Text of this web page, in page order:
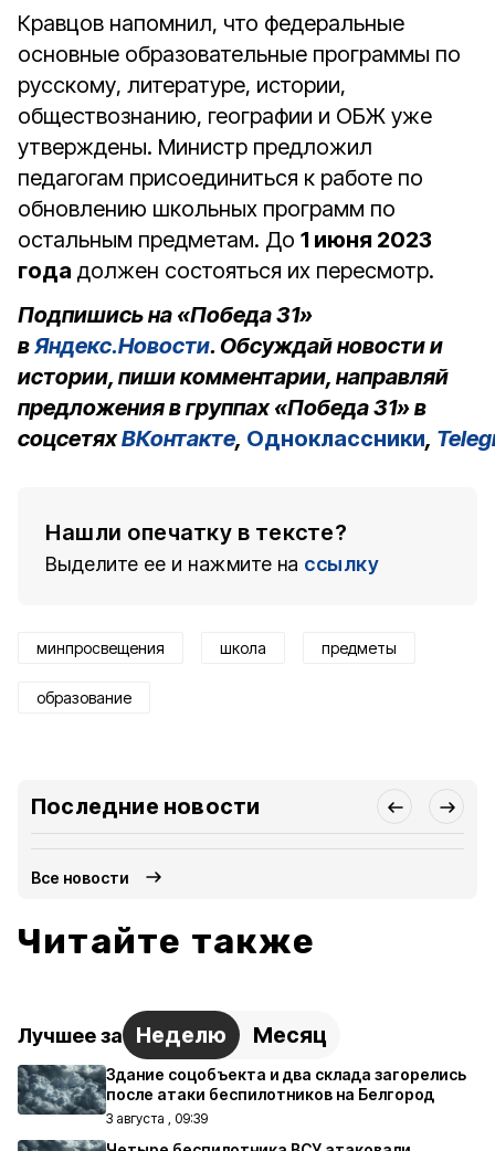
Кравцов напомнил, что федеральные
основные образовательные программы по
русскому, литературе, истории,
обществознанию, географии и ОБЖ уже
утверждены. Министр предложил
педагогам присоединиться к работе по
обновлению школьных программ по
остальным предметам. До 1 июня 2023
года должен состояться их пересмотр.
Подпишись на «Победа 31»
вЯндекс.Новости. Обсуждай новости и
истории, пиши комментарии, направляй
предложения в группах «Победа 31» в
соцсетяхВКонтакте, Одноклассники,
Нашли опечатку в тексте?
Выделите ее и нажмите на ссылку
минпросвещения школа предметы
образование
Последние новости
Все новости
Читайте также
Лучшее за Неделю Месяц
Здание соцобъекта и два склада загорелись
после атаки беспилотников на Белгород
3 августа , 09:39